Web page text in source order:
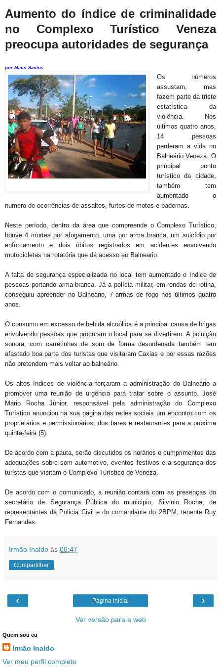
Aumento do índice de criminalidade
no Complexo Turístico Veneza
preocupa autoridades de segurança
por Mano Santos
Os números
assustam, mas
fazem parte da triste
estatística da
violência. Nos
últimos quatro anos,
14 pessoas
perderam a vida no
Balneário Veneza. O
principal ponto
turístico da cidade,
também tem
aumentado o
numero de ocorrências de assaltos, furtos de motos e badernas.
Neste período, dentro da área que compreende o Complexo Turístico,
houve 4 mortes por afogamento, uma por arma branca, um suicídio por
enforcamento e dois óbitos registrados em acidentes envolvendo
motocicletas na rotatória que dá acesso ao Balneario.
A falta de segurança especializada no local tem aumentado o índice de
pessoas portando arma branca. Já a polícia militar, em rondas de rotina,
conseguiu apreender no Balneário, 7 armas de fogo nos últimos quatro
anos.
O consumo em excesso de bebida alcoólica é a principal causa de brigas
envolvendo pessoas que procuram o local para se divertirem. A poluição
sonora, com carretinhas de som de forma desordenada também tem
afastado boa parte dos turistas que visitaram Caxias e por essas razões
não pretendem mais voltar ao balneário.
Os altos índices de violência forçaram a administração do Balneário a
promover uma reunião de urgência para tratar sobre o assunto. José
Mário Rocha Júnior, responsável pela administração do Complexo
Turístico anunciou na sua pagina das redes sociais um encontro com os
proprietários e permissionários, dos bares e restaurantes para a próxima
quinta-feira (5).
De acordo com a pauta, serão discutidos os horários e cumprimentos das
adequações sobre som automotivo, eventos festivos e a segurança dos
turistas que visitam o Complexo Turístico de Veneza.
De acordo com o comunicado, a reunião contará com as presenças do
secretário de Segurança Pública do municipio, Silvinio Rocha, de
representantes da Policia Civil e do comandante do 2BPM, tenente Ruy
Fernandes.
Irmão Inaldo às 00:47
Compartilhar
‹ ›
Página inicial
Ver versão para a web
Quem sou eu
Irmão Inaldo
Ver meu perfil completo